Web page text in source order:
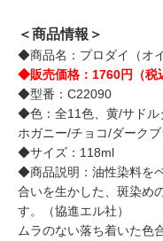
＜商品情報＞
◆商品名：プロダイ（オ
◆販売価格：1760円（税
◆型番：C22090
◆色：全11色、黄/サドル
ホガニー/チョコ/ダーク
◆サイズ：118ml
◆商品説明：油性染料を
合いを生かした、斑染め
す。（協進エル社）
ムラのない落ち着いた色